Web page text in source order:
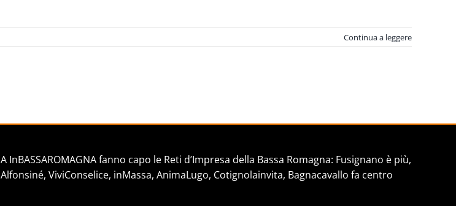
Continua a leggere
A InBASSAROMAGNA fanno capo le Reti d’Impresa della Bassa Romagna: Fusignano è più,
Alfonsiné, ViviConselice, inMassa, AnimaLugo, Cotignolainvita, Bagnacavallo fa centro